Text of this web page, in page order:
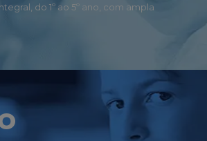
do 1º ao 5º ano, com ampla